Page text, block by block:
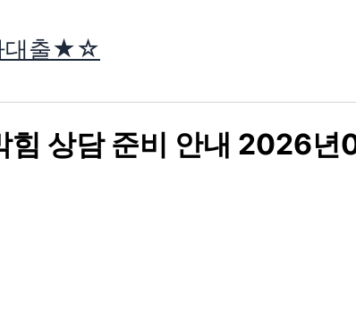
대출★☆
힘 상담 준비 안내 2026